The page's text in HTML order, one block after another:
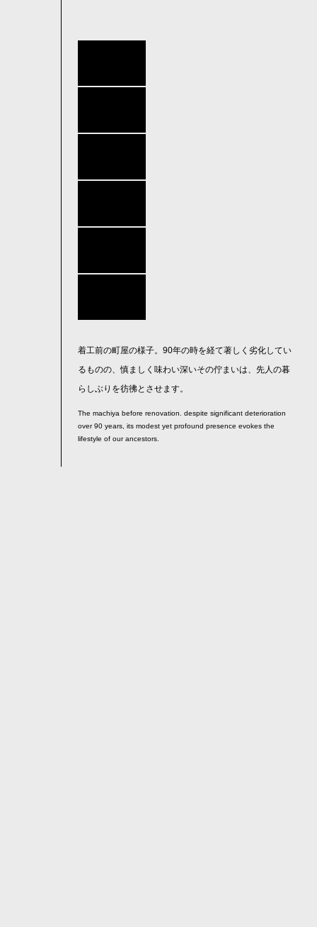
着工前の町屋の様子。90年の時を経て著しく劣化してい
るものの、慎ましく味わい深いその佇まいは、先人の暮
らしぶりを彷彿とさせます。
The machiya before renovation. despite significant deterioration
over 90 years, its modest yet profound presence evokes the
lifestyle of our ancestors.